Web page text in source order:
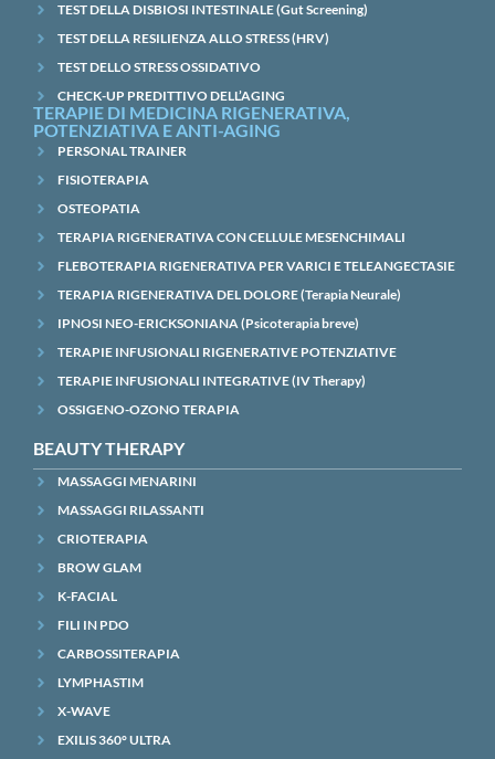
TEST DELLA DISBIOSI INTESTINALE (Gut Screening)
TEST DELLA RESILIENZA ALLO STRESS (HRV)
TEST DELLO STRESS OSSIDATIVO
CHECK-UP PREDITTIVO DELL’AGING
TERAPIE DI MEDICINA RIGENERATIVA,
POTENZIATIVA E ANTI-AGING
PERSONAL TRAINER
FISIOTERAPIA
OSTEOPATIA
TERAPIA RIGENERATIVA CON CELLULE MESENCHIMALI
FLEBOTERAPIA RIGENERATIVA PER VARICI E TELEANGECTASIE
TERAPIA RIGENERATIVA DEL DOLORE (Terapia Neurale)
IPNOSI NEO-ERICKSONIANA (Psicoterapia breve)
TERAPIE INFUSIONALI RIGENERATIVE POTENZIATIVE
TERAPIE INFUSIONALI INTEGRATIVE (IV Therapy)
OSSIGENO-OZONO TERAPIA
BEAUTY THERAPY
MASSAGGI MENARINI
MASSAGGI RILASSANTI
CRIOTERAPIA
BROW GLAM
K-FACIAL
FILI IN PDO
CARBOSSITERAPIA
LYMPHASTIM
X-WAVE
EXILIS 360° ULTRA